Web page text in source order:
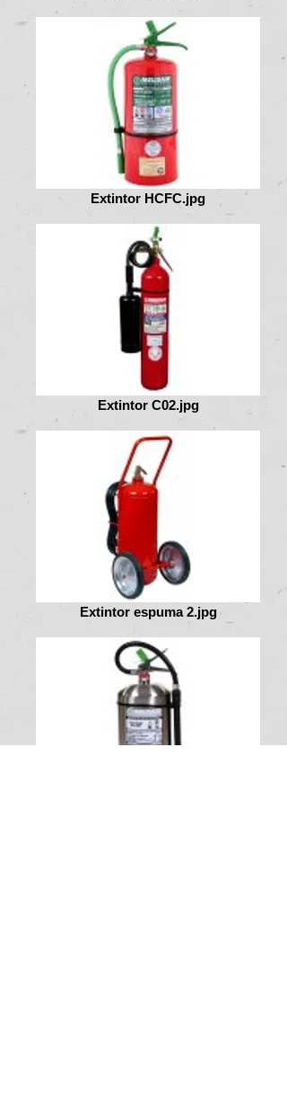
Extintor HCFC.jpg
Extintor C02.jpg
Extintor espuma 2.jpg